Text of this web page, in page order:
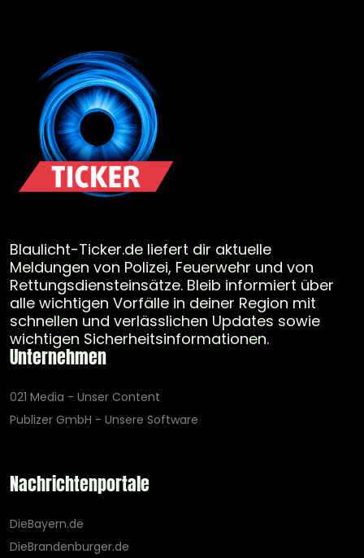
Blaulicht-Ticker.de liefert dir aktuelle
Meldungen von Polizei, Feuerwehr und von
Rettungsdiensteinsätze. Bleib informiert über
alle wichtigen Vorfälle in deiner Region mit
schnellen und verlässlichen Updates sowie
wichtigen Sicherheitsinformationen.
Unternehmen
021 Media - Unser Content
Publizer GmbH - Unsere Software
Nachrichtenportale
DieBayern.de
DieBrandenburger.de